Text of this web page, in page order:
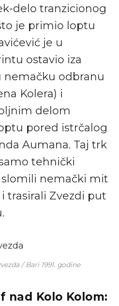
delo tranzicionog
je primio loptu
je u
ostavio iza
odbranu
Kolera) i
delom
pored istrčalog
Aumana. Taj trk
tehnički
nemački mit
trasirali Zvezdi put
/ Bari 1991. godine
nad Kolo Kolom: